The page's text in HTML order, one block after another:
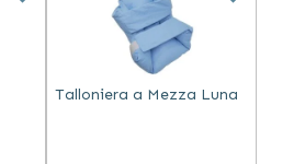
Talloniera a Mezza Luna